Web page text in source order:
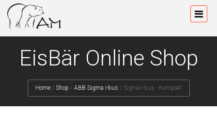
EisBär Online Shop
Home / Shop / ABB Sigma i-bus / Sigma i-bus - Kompakt